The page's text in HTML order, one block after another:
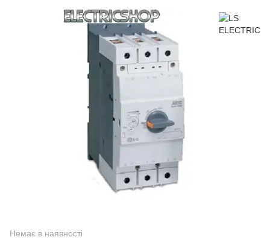
Немає в наявності